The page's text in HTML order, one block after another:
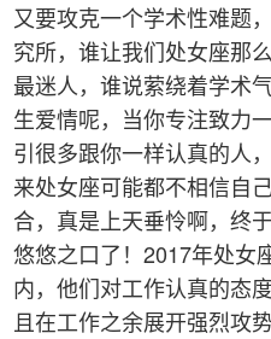
又要攻克一个学术性难题
究所，谁让我们处女座那
最迷人，谁说萦绕着学术
生爱情呢，当你专注致力
引很多跟你一样认真的人
来处女座可能都不相信自
合，真是上天垂怜啊，终
悠悠之口了！2017年处女
内，他们对工作认真的态
且在工作之余展开强烈攻